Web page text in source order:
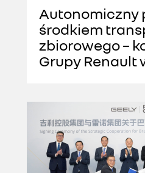
Autonomiczny
środkiem
zbiorowego –
Grupy Renault
samorządów i
przewoźników